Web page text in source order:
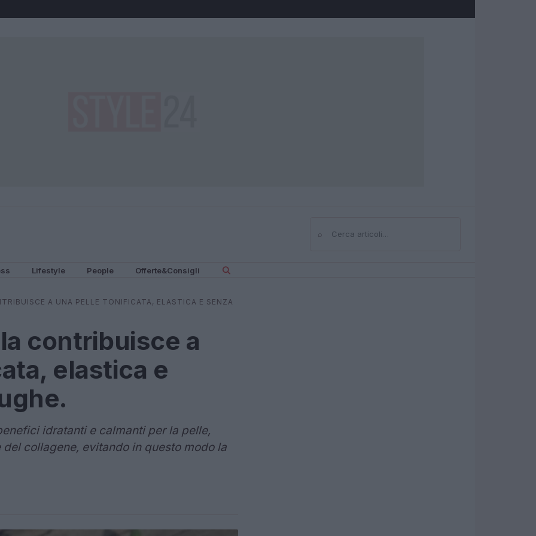
⌕Cerca
Lifestyle People Offerte&Consigli
A UNA PELLE TONIFICATA, ELASTICA E SENZA
contribuisce a
elastica e
idratanti e calmanti per la pelle,
collagene, evitando in questo modo la